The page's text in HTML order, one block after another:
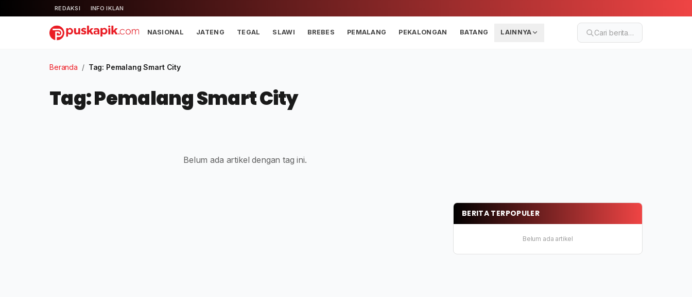
REDAKSI INFO IKLAN
NASIONAL JATENG TEGAL SLAWI BREBES PEMALANG PEKALONGAN BATANG LAINNYA Cari berita…
Beranda / Tag: Pemalang Smart City
Tag: Pemalang Smart City
Belum ada artikel dengan tag ini.
BERITA TERPOPULER
Belum ada artikel